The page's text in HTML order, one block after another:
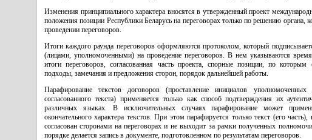
Изменения принципиального характера вносятся в утвержденный проект
положения позиции Республики Беларусь на переговорах только по решению органа,
проведении переговоров.
Итоги каждого раунда переговоров оформляются протоколом, который
(лицами, уполномоченными) на проведение переговоров. В нем указываются
итоги переговоров, согласованная часть проекта, спорные позиции, по
подходы, замечания и предложения сторон, порядок дальнейшей работы.
Парафирование текстов договоров (проставление инициалов
согласованного текста) применяется только как способ подтверждения их
различных языках. В исключительных случаях парафирование может
окончательного характера текстов. При этом парафируется только текст (его
согласован сторонами на переговорах и не выходит за рамки полученных
порядке делается запись в документе, подготовленном по результатам переговоров.